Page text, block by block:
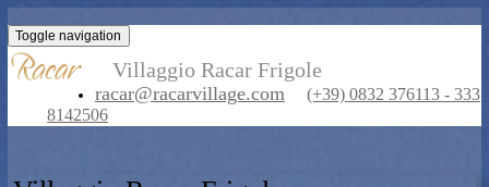
Toggle navigation
Villaggio Racar Frigole
racar@racarvillage.com
(+39) 0832
8142506